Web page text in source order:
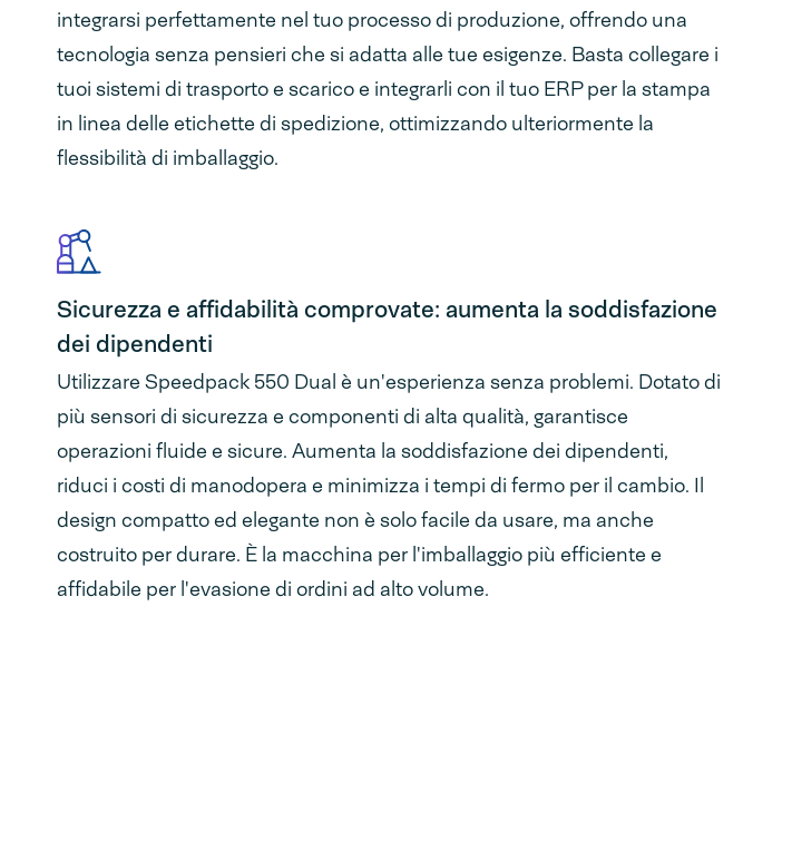
integrarsi perfettamente nel tuo processo di produzione, offrendo una
tecnologia senza pensieri che si adatta alle tue esigenze. Basta collegare i
tuoi sistemi di trasporto e scarico e integrarli con il tuo ERP per la stampa
in linea delle etichette di spedizione, ottimizzando ulteriormente la
flessibilità di imballaggio.
Sicurezza e affidabilità comprovate: aumenta la soddisfazione
dei dipendenti
Utilizzare Speedpack 550 Dual è un'esperienza senza problemi. Dotato di
più sensori di sicurezza e componenti di alta qualità, garantisce
operazioni fluide e sicure. Aumenta la soddisfazione dei dipendenti,
riduci i costi di manodopera e minimizza i tempi di fermo per il cambio. Il
design compatto ed elegante non è solo facile da usare, ma anche
costruito per durare. È la macchina per l'imballaggio più efficiente e
affidabile per l'evasione di ordini ad alto volume.